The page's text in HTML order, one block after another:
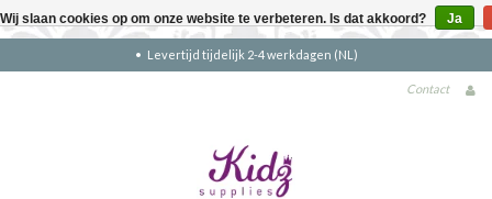
Gratis verzending boven €90 (NL)
Contact
Wij slaan cookies op om onze website te verbeteren. Is dat akkoord? Ja